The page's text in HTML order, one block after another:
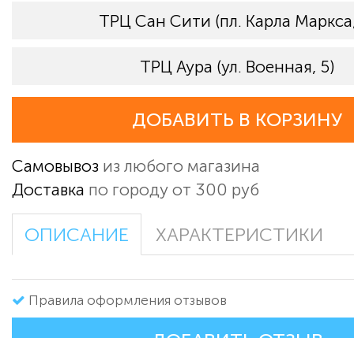
ТРЦ Сан Сити (пл. Карла
ТРЦ Аура (ул. Военная, 5)
ДОБАВИТЬ В КОРЗИНУ
Самовывоз из любого магазина
Доставка по городу от 300 руб
ОПИСАНИЕ ХАРАКТЕРИСТИКИ
Правила оформления отзывов